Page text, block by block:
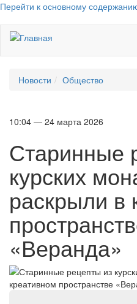
Перейти к основному
Новости Общество
10:04 — 24 марта 2026
Старинные
курских
раскрыли в
«Веранда»